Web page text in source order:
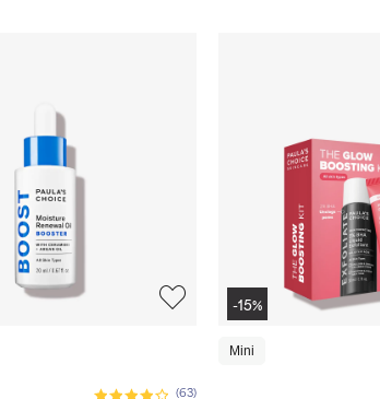
(63)
-15%
Mini